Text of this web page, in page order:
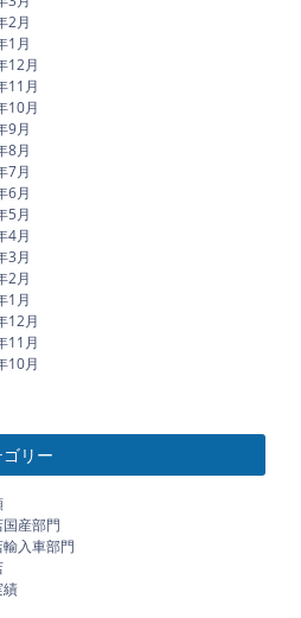
2月
1月
12月
11月
10月
9月
8月
7月
6月
5月
4月
3月
2月
1月
12月
11月
10月
リー
産部門
入車部門
績